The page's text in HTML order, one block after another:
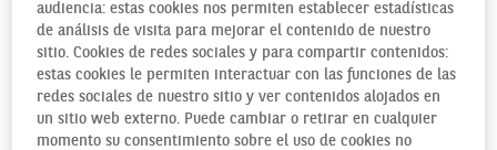
audiencia: estas cookies nos permiten establecer estadísticas
de análisis de visita para mejorar el contenido de nuestro
sitio. Cookies de redes sociales y para compartir contenidos:
estas cookies le permiten interactuar con las funciones de las
redes sociales de nuestro sitio y ver contenidos alojados en
un sitio web externo. Puede cambiar o retirar en cualquier
momento su consentimiento sobre el uso de cookies no